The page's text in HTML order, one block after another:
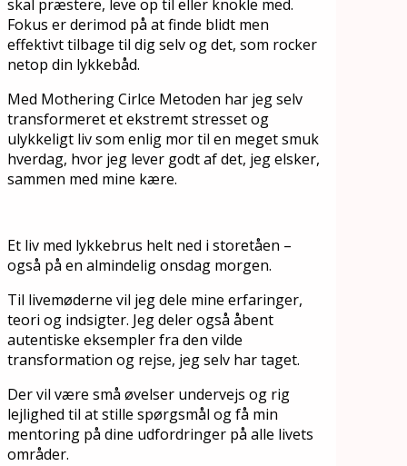
skal præstere, leve op til eller knokle med.
Fokus er derimod på at finde blidt men
effektivt tilbage til dig selv og det, som rocker
netop din lykkebåd.
Med Mothering Cirlce Metoden har jeg selv
transformeret et ekstremt stresset og
ulykkeligt liv som enlig mor til en meget smuk
hverdag, hvor jeg lever godt af det, jeg elsker,
sammen med mine kære.
Et liv med lykkebrus helt ned i storetåen –
også på en almindelig onsdag morgen.
Til livemøderne vil jeg dele mine erfaringer,
teori og indsigter. Jeg deler også åbent
autentiske eksempler fra den vilde
transformation og rejse, jeg selv har taget.
Der vil være små øvelser undervejs og rig
lejlighed til at stille spørgsmål og få min
mentoring på dine udfordringer på alle livets
områder.